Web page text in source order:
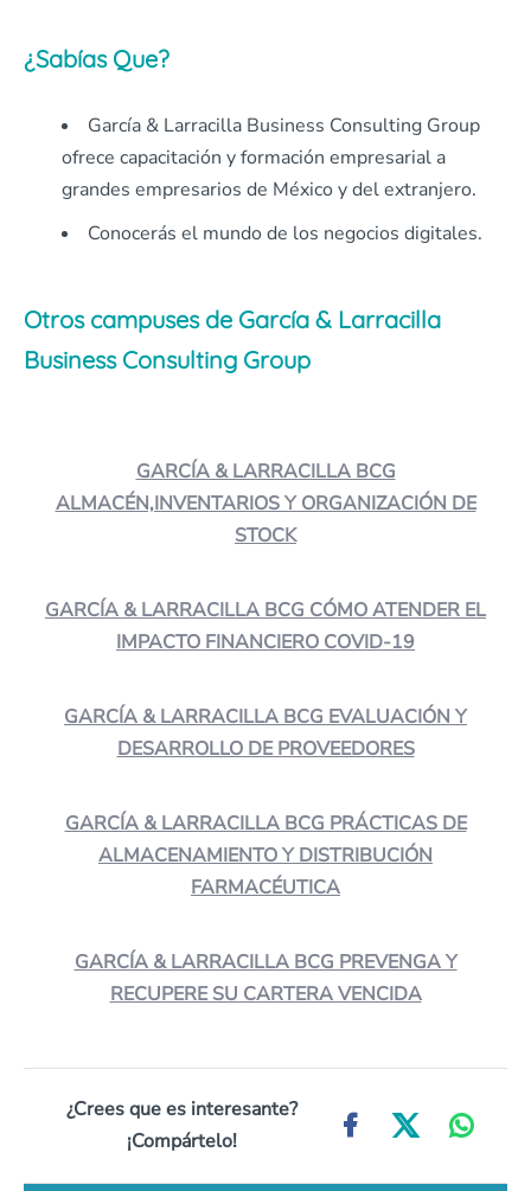
¿Sabías Que?
García & Larracilla Business Consulting Group
ofrece capacitación y formación empresarial a
grandes empresarios de México y del extranjero.
Conocerás el mundo de los negocios digitales.
Otros campuses de García & Larracilla
Business Consulting Group
GARCÍA & LARRACILLA BCG
ALMACÉN,INVENTARIOS Y ORGANIZACIÓN DE
STOCK
GARCÍA & LARRACILLA BCG CÓMO ATENDER EL
IMPACTO FINANCIERO COVID-19
GARCÍA & LARRACILLA BCG EVALUACIÓN Y
DESARROLLO DE PROVEEDORES
GARCÍA & LARRACILLA BCG PRÁCTICAS DE
ALMACENAMIENTO Y DISTRIBUCIÓN
FARMACÉUTICA
GARCÍA & LARRACILLA BCG PREVENGA Y
RECUPERE SU CARTERA VENCIDA
¿Crees que es interesante?
¡Compártelo!